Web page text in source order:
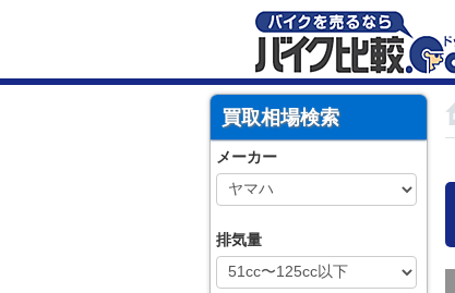
買取相場検索
メーカー
排気量